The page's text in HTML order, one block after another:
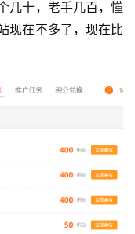
几十，老手几百，懂
现在不多了，现在比